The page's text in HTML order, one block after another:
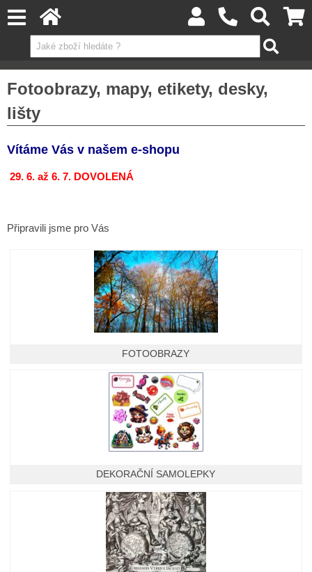
Fotoobrazy, mapy, etikety, desky,
lišty
Vítáme Vás v našem e-shopu
29. 6. až 6. 7. DOVOLENÁ
Připravili jsme pro Vás
FOTOOBRAZY
DEKORAČNÍ SAMOLEPKY